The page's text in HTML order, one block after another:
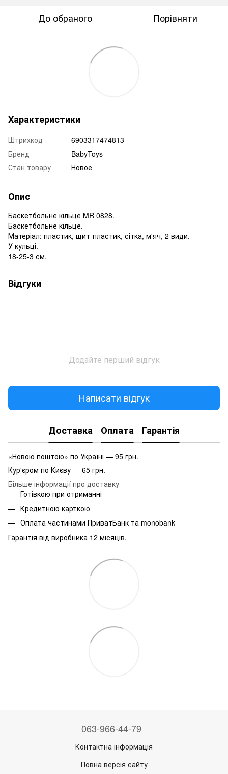
До обраного Порівняти
Характеристики
Штрихкод
6903317474813
Бренд
BabyToys
Стан товару
Новое
Опис
Баскетбольне кільце MR 0828.
Баскетбольне кільце.
Матеріал: пластик, щит-пластик, сітка, м'яч, 2 види.
У кульці.
18-25-3 см.
Відгуки
Додайте перший відгук
Написати відгук
Доставка Оплата Гарантія
«Новою поштою» по Україні — 95 грн.
Кур'єром по Києву — 65 грн.
Більше інформації про доставку
Готівкою при отриманні
Кредитною карткою
Оплата частинами ПриватБанк та monobank
Гарантія від виробника 12 місяців.
063-966-44-79
Контактна інформація
Повна версія сайту